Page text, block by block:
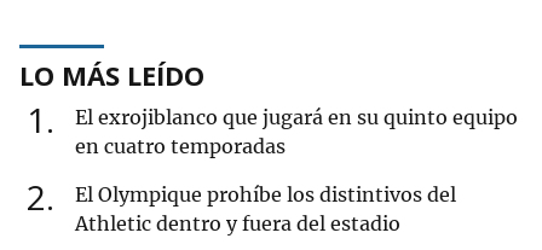
LO MÁS LEÍDO
1
El exrojiblanco que jugará en su quinto equipo
en cuatro temporadas
2
El Olympique prohíbe los distintivos del
Athletic dentro y fuera del estadio